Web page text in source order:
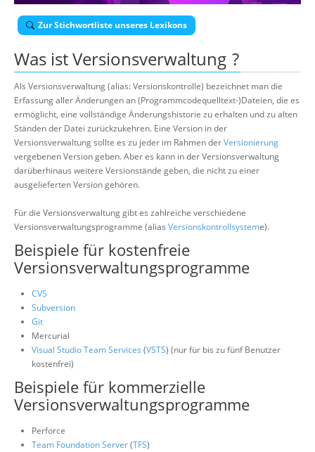
Über uns
Zur Stichwortliste unseres Lexikons
Was istVersionsverwaltung ?
Als Versionsverwaltung (alias: Versionskontrolle) bezeichnet man die
Erfassung aller Änderungen an (Programmcodequelltext-)Dateien, die es
ermöglicht, eine vollständige Änderungshistorie zu erhalten und zu alten
Ständen der Datei zurückzukehren. Eine Version in der
Versionsverwaltung sollte es zu jeder im Rahmen derVersionierung
vergebenen Version geben. Aber es kann in der Versionsverwaltung
darüberhinaus weitere Versionstände geben, die nicht zu einer
ausgelieferten Version gehören.
Für die Versionsverwaltung gibt es zahlreiche verschiedene
Versionsverwaltungsprogramme (alias Versionskontrollsysteme).
Beispiele für kostenfreie
Versionsverwaltungsprogramme
CVS
Subversion
Git
Mercurial
Visual Studio Team Services (VSTS) (nur für bis zu fünf Benutzer
kostenfrei)
Beispiele für kommerzielle
Versionsverwaltungsprogramme
Perforce
Team Foundation Server(TFS)